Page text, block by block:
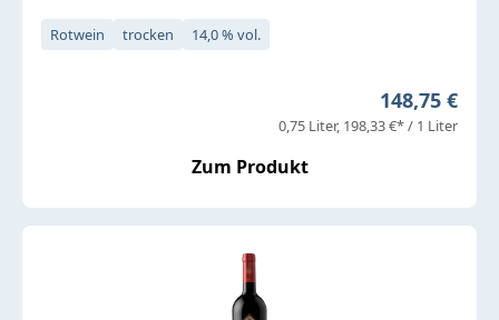
Rotwein trocken 14,0 % vol.
Regulärer
148,75 €
0,75 Liter 198,33 €* / 1 Liter
Zum Produkt